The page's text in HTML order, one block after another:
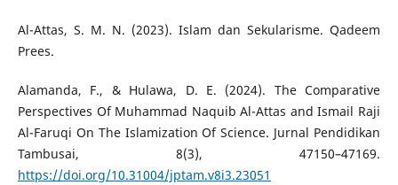
Al-Attas, S. M. N. (2023). Islam dan Sekularisme. Qadeem
Prees.
Alamanda, F., & Hulawa, D. E. (2024). The Comparative
Perspectives Of Muhammad Naquib Al-Attas and Ismail Raji
Al-Faruqi On The Islamization Of Science. Jurnal Pendidikan
Tambusai, 8(3), 47150–47169.
https://doi.org/10.31004/jptam.v8i3.23051